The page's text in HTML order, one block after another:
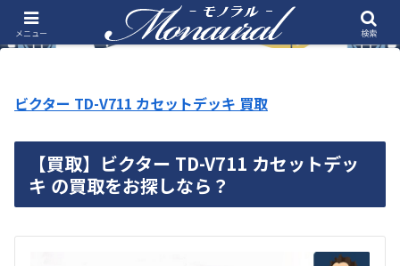
ビクター TD-V711 カセットデッキ 買取
【買取】ビクター TD-V711 カセットデッ
キ の買取をお探しなら？
メニュー 検索